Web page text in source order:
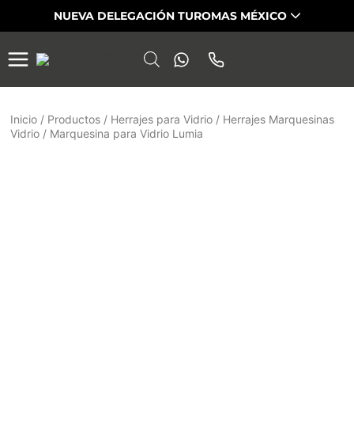
NUEVA DELEGACIÓN TUROMAS MÉXICO
Inicio / Productos / Herrajes para Vidrio / Herrajes Marquesinas
Vidrio / Marquesina para Vidrio Lumia